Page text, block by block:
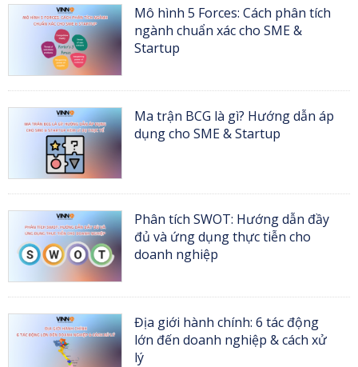
Mô hình 5 Forces: Cách phân tích
ngành chuẩn xác cho SME &
Startup
Ma trận BCG là gì? Hướng dẫn áp
dụng cho SME & Startup
Phân tích SWOT: Hướng dẫn đầy
đủ và ứng dụng thực tiễn cho
doanh nghiệp
Địa giới hành chính: 6 tác động
lớn đến doanh nghiệp & cách xử
lý